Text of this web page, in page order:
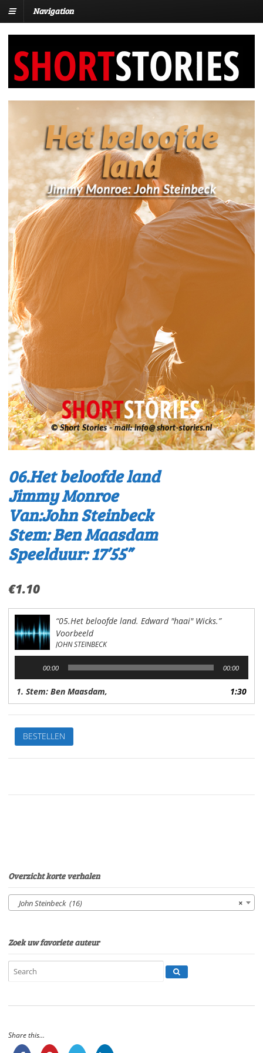
Navigation
06.Het beloofde land
Jimmy Monroe
Van:John Steinbeck
Stem: Ben Maasdam
Speelduur: 17’55”
€1.10
“05.Het beloofde land. Edward "haai" Wicks.”
Voorbeeld
JOHN STEINBECK
00:00 00:00
1. Stem: Ben Maasdam, 1:30
06.Het
beloofde
landJimmy
Ben
BESTELLEN
Overzicht korte verhalen
×
John Steinbeck (16)
Zoek uw favoriete auteur
Share this...